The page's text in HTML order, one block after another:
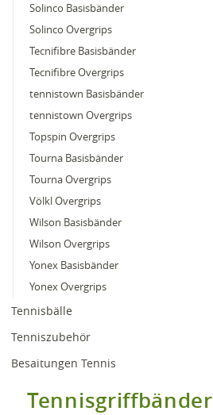
Solinco Basisbänder
Solinco Overgrips
Tecnifibre Basisbänder
Tecnifibre Overgrips
tennistown Basisbänder
tennistown Overgrips
Topspin Overgrips
Tourna Basisbänder
Tourna Overgrips
Völkl Overgrips
Wilson Basisbänder
Wilson Overgrips
Yonex Basisbänder
Yonex Overgrips
Tennisbälle
Tenniszubehör
Besaitungen Tennis
Tennisgriffbänder